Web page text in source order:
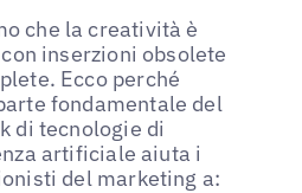
che la creatività è
inserzioni obsolete
Ecco perché
fondamentale del
di tecnologie di
artificiale aiuta i
del marketing a: